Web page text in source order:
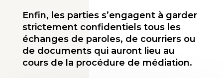
Enfin, les parties s’engagent à garder
strictement confidentiels tous les
échanges de paroles, de courriers ou
de documents qui auront lieu au
cours de la procédure de médiation.